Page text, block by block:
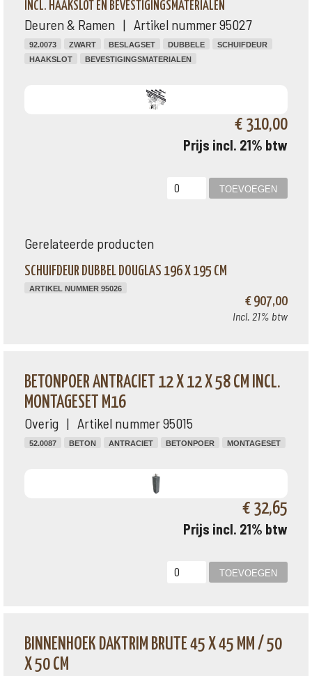
INCL. HAAKSLOT EN BEVESTIGINGSMATERIALEN
Deuren & Ramen | Artikel nummer 95027
92.0073 ZWART BESLAGSET DUBBELE
SCHUIFDEUR
HAAKSLOT
BEVESTIGINGSMATERIALEN
€ 310,00
Prijs incl. 21% btw
Gerelateerde producten
SCHUIFDEUR DUBBEL DOUGLAS 196 X 195 CM
ARTIKEL NUMMER 95026
€ 907,00
Incl. 21% btw
BETONPOER ANTRACIET 12 X 12 X 58 CM INCL.
MONTAGESET M16
Overig | Artikel nummer 95015
52.0087 BETON ANTRACIET BETONPOER MONTAGESET
€ 32,65
Prijs incl. 21% btw
BINNENHOEK DAKTRIM BRUTE 45 X 45 MM / 50
X 50 CM